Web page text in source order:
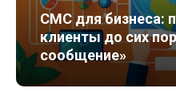
СМС для бизнеса:
клиенты до сих
сообщение»